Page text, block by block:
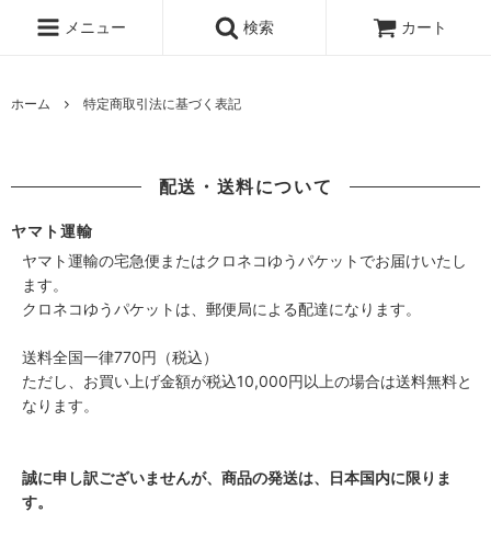
メニュー 検索 カート
ホーム 特定商取引法に基づく表記
配送・送料について
ヤマト運輸
ヤマト運輸の宅急便またはクロネコゆうパケットでお届けいたし
ます。
クロネコゆうパケットは、郵便局による配達になります。
送料全国一律770円（税込）
ただし、お買い上げ金額が税込10,000円以上の場合は送料無料と
なります。
誠に申し訳ございませんが、商品の発送は、日本国内に限りま
す。